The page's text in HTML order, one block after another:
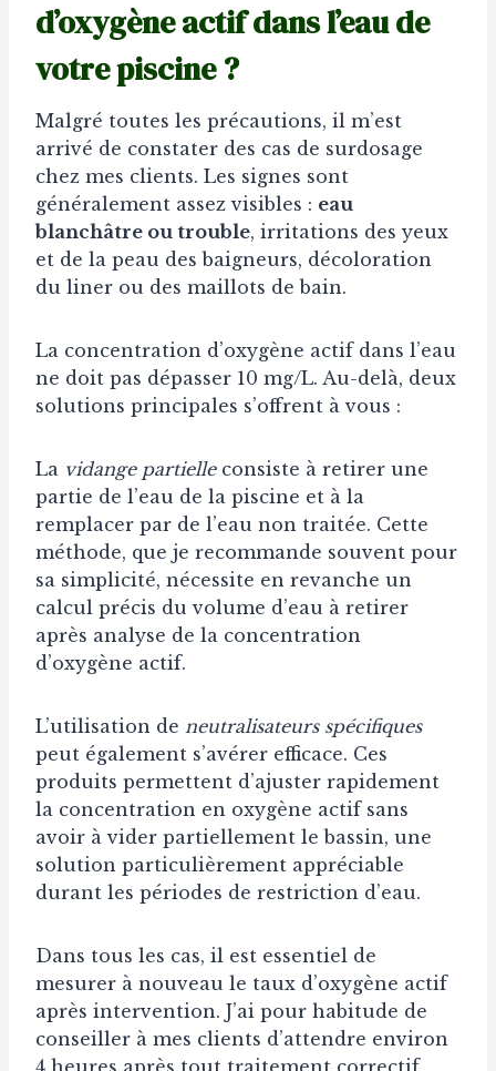
d’oxygène actif dans l’eau de
votre piscine ?
Malgré toutes les précautions, il m’est
arrivé de constater des cas de surdosage
chez mes clients. Les signes sont
généralement assez visibles : eau
blanchâtre ou trouble, irritations des yeux
et de la peau des baigneurs, décoloration
du liner ou des maillots de bain.
La concentration d’oxygène actif dans l’eau
ne doit pas dépasser 10 mg/L. Au-delà, deux
solutions principales s’offrent à vous :
La vidange partielleconsiste à retirer une
partie de l’eau de la piscine et à la
remplacer par de l’eau non traitée. Cette
méthode, que je recommande souvent pour
sa simplicité, nécessite en revanche un
calcul précis du volume d’eau à retirer
après analyse de la concentration
d’oxygène actif.
L’utilisation de neutralisateurs spécifiques
peut également s’avérer efficace. Ces
produits permettent d’ajuster rapidement
la concentration en oxygène actif sans
avoir à vider partiellement le bassin, une
solution particulièrement appréciable
durant les périodes de restriction d’eau.
Dans tous les cas, il est essentiel de
mesurer à nouveau le taux d’oxygène actif
après intervention. J’ai pour habitude de
conseiller à mes clients d’attendre environ
4 heures après tout traitement correctif